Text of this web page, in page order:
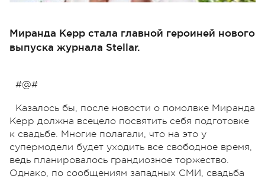
Миранда Керр стала главной героиней нового
выпуска журнала Stellar.
#@#
Казалось бы, после новости о помолвке Миранда
Керр должна всецело посвятить себя подготовке
к свадьбе. Многие полагали, что на это у
супермодели будет уходить все свободное время,
ведь планировалось грандиозное торжество.
Однако, по сообщениям западных СМИ, свадьба